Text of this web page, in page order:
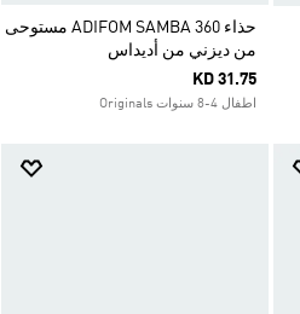
حذاء ADIFOM SAMBA 360 مستوحى
من ديزني من أديداس
KD 31.75
اطفال 4-8 سنوات Originals